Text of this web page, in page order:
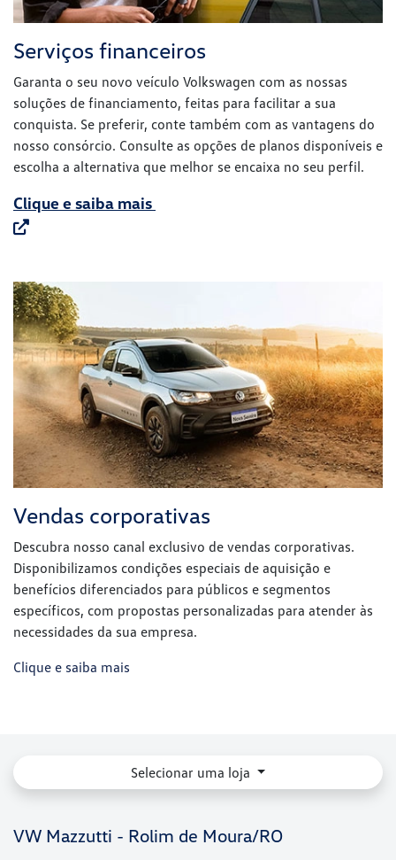
Clique e saiba mais
Vendas corporativas
Descubra nosso canal exclusivo de vendas corporativas.
Disponibilizamos condições especiais de aquisição e
benefícios diferenciados para públicos e segmentos
específicos, com propostas personalizadas para atender às
necessidades da sua empresa.
Clique e saiba mais
Selecionar uma loja
VW Mazzutti - Rolim de Moura/RO
Telefone
WhatsApp